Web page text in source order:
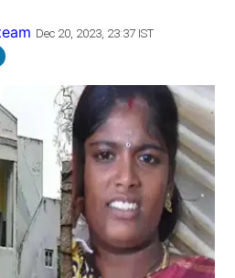
Dec 20, 2023, 23:37 IST